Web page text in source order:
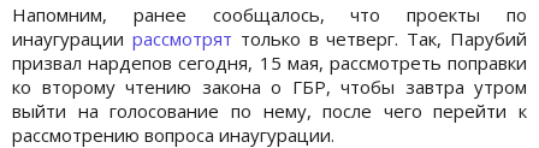
Напомним, ранее сообщалось, что проекты по
инаугурации рассмотрят только в четверг. Так, Парубий
призвал нардепов сегодня, 15 мая, рассмотреть поправки
ко второму чтению закона о ГБР, чтобы завтра утром
выйти на голосование по нему, после чего перейти к
рассмотрению вопроса инаугурации.